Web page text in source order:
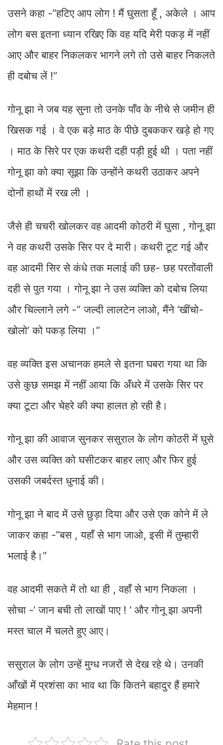
उसने कहा -“हटिए आप लोग ! मैं घुसता हूँ , अकेले । आप
लोग बस इतना ध्यान रखिए कि वह यदि मेरी पकड़ में नहीं
आए और बाहर निकलकर भागने लगे तो उसे बाहर निकलते
ही दबोच लें !”
गोनू झा ने जब यह सुना तो उनके पाँव के नीचे से जमीन ही
खिसक गई । वे एक बड़े माठ के पीछे दुबककर खड़े हो गए
। माठ के सिरे पर एक कथरी दही पड़ी हुई थी । पता नहीं
गोनू झा को क्या सूझा कि उन्होंने कथरी उठाकर अपने
दोनों हाथों में रख ली ।
जैसे ही चचरी खोलकर वह आदमी कोठरी में घुसा , गोनू झा
ने वह कथरी उसके सिर पर दे मारी। कथरी टूट गई और
वह आदमी सिर से कंधे तक मलाई की छह- छह परतोंवाली
दही से पुत गया । गोनू झा ने उस व्यक्ति को दबोच लिया
और चिल्लाने लगे -” जल्दी लालटेन लाओ, मैंने ‘खींचो-
खोलो’ को पकड़ लिया ।”
वह व्यक्ति इस अचानक हमले से इतना घबरा गया था कि
उसे कुछ समझ में नहीं आया कि अँधरे में उसके सिर पर
क्या टूटा और चेहरे की क्या हालत हो रही है।
गोनू झा की आवाज सुनकर ससुराल के लोग कोठरी में घुसे
और उस व्यक्ति को घसीटकर बाहर लाए और फिर हुई
उसकी जबर्दस्त धुनाई की।
गोनू झा ने बाद में उसे छुड़ा दिया और उसे एक कोने में ले
जाकर कहा -“बस , यहाँ से भाग जाओ, इसी में तुम्हारी
भलाई है।”
वह आदमी सकते में तो था ही , वहाँ से भाग निकला ।
सोचा -‘ जान बची तो लाखों पाए ! ‘ और गोनू झा अपनी
मस्त चाल में चलते हुए आए।
ससुराल के लोग उन्हें मुग्ध नजरों से देख रहे थे। उनकी
आँखों में प्रशंसा का भाव था कि कितने बहादुर हैं हमारे
मेहमान !